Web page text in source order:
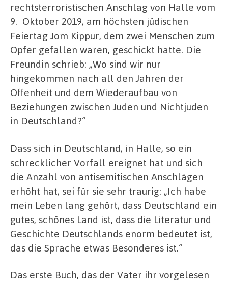
rechtsterroristischen Anschlag von Halle vom
9. Oktober 2019, am höchsten jüdischen
Feiertag Jom Kippur, dem zwei Menschen zum
Opfer gefallen waren, geschickt hatte. Die
Freundin schrieb: „Wo sind wir nur
hingekommen nach all den Jahren der
Offenheit und dem Wiederaufbau von
Beziehungen zwischen Juden und Nichtjuden
in Deutschland?“
Dass sich in Deutschland, in Halle, so ein
schrecklicher Vorfall ereignet hat und sich
die Anzahl von antisemitischen Anschlägen
erhöht hat, sei für sie sehr traurig: „Ich habe
mein Leben lang gehört, dass Deutschland ein
gutes, schönes Land ist, dass die Literatur und
Geschichte Deutschlands enorm bedeutet ist,
das die Sprache etwas Besonderes ist.“
Das erste Buch, das der Vater ihr vorgelesen